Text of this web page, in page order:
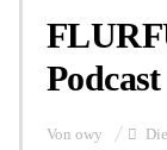
Podcast
Von owy